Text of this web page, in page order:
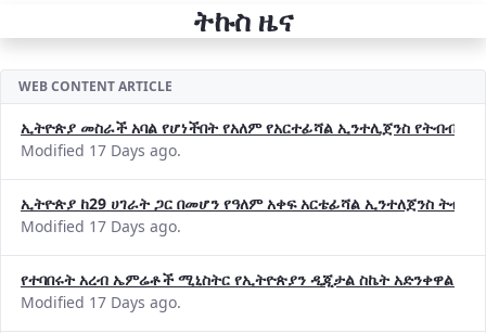
ትኩስ ዜና
WEB CONTENT ARTICLE
ኢትዮጵያ መስራች አባል የሆነችበት የአለም የአርተፊሻል ኢንተሊጀንስ የትብብር
Modified 17 Days ago.
ኢትዮጵያ ከ29 ሀገራት ጋር በመሆን የዓለም አቀፍ አርቴፊሻል ኢንተለጀንስ
Modified 17 Days ago.
የተባበሩት አረብ ኤምሬቶች ሚኒስትር የኢትዮጵያን ዲጂታል ስኬት አድንቀዋል
Modified 17 Days ago.